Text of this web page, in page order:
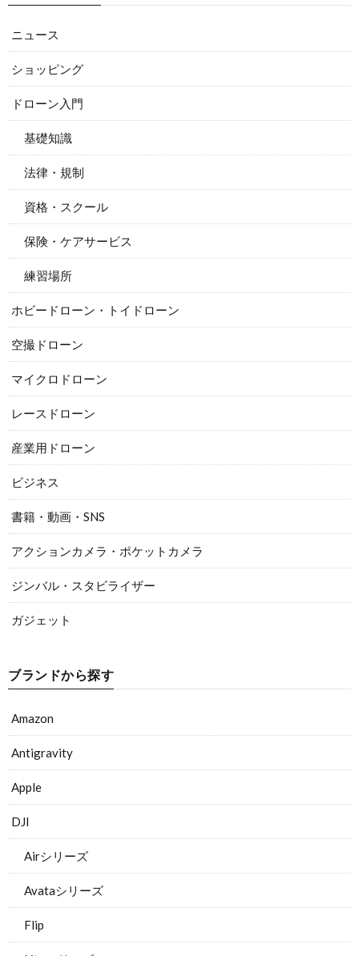
ニュース
ショッピング
ドローン入門
基礎知識
法律・規制
資格・スクール
保険・ケアサービス
練習場所
ホビードローン・トイドローン
空撮ドローン
マイクロドローン
レースドローン
産業用ドローン
ビジネス
書籍・動画・SNS
アクションカメラ・ポケットカメラ
ジンバル・スタビライザー
ガジェット
ブランドから探す
Amazon
Antigravity
Apple
DJI
Airシリーズ
Avataシリーズ
Flip